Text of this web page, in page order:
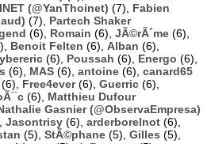
(@YanThoinet) (7), Fabien
(7), Partech Shaker
(6), Romain (6), JÃ©rÃ´me (6),
Benoit Felten (6), Alban (6),
(6), Poussah (6), Energo (6),
(6), MAS (6), antoine (6), canard65
(6), Free4ever(6), Guerric (6),
(6), Matthieu Dufour
Gasnier (@ObservaEmpresa)
Jasontrisy (6), arderborelnot (6),
(5), StÃ©phane (5), Gilles (5),